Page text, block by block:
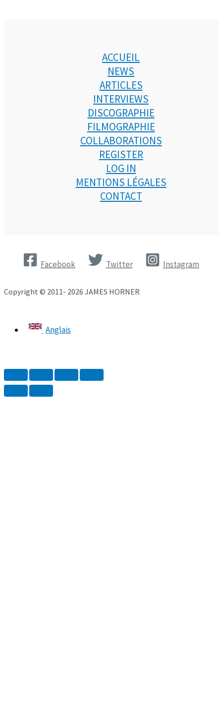
ACCUEIL
NEWS
ARTICLES
INTERVIEWS
DISCOGRAPHIE
FILMOGRAPHIE
COLLABORATIONS
REGISTER
LOG IN
MENTIONS LÉGALES
CONTACT
Facebook Twitter Instagram
Copyright © 2011- 2026 JAMES HORNER
Anglais